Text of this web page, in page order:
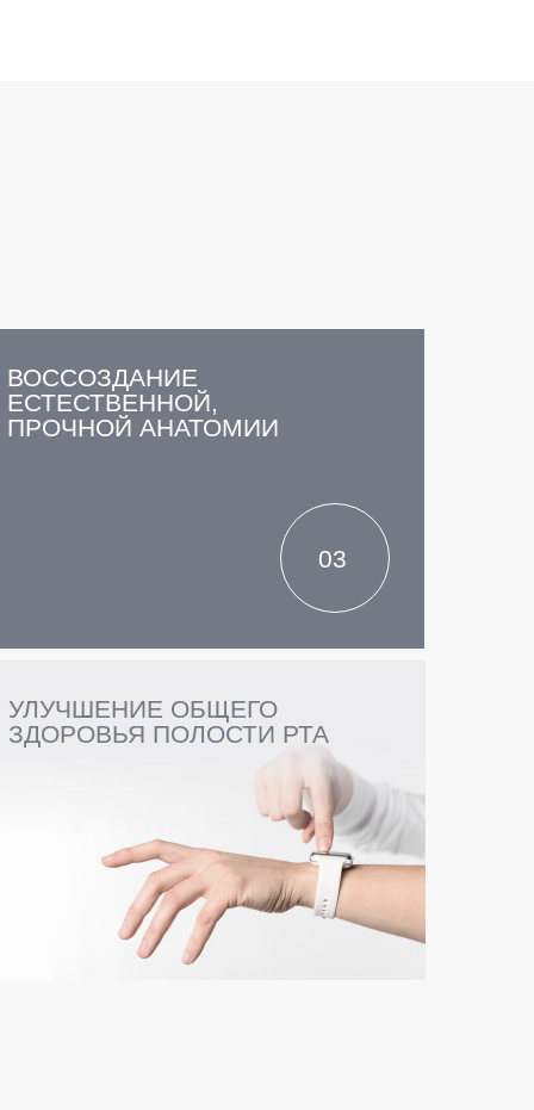
ВОССОЗДАНИЕ
ЕСТЕСТВЕННОЙ,
ПРОЧНОЙ АНАТОМИИ
03
УЛУЧШЕНИЕ ОБЩЕГО
ЗДОРОВЬЯ ПОЛОСТИ РТА